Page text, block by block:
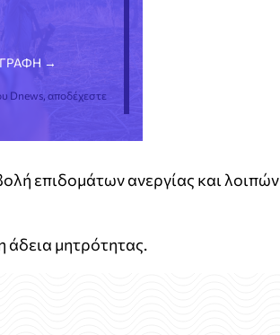
Dnews, αποδέχεστε
επιδομάτων ανεργίας και λοιπών
άδεια μητρότητας.